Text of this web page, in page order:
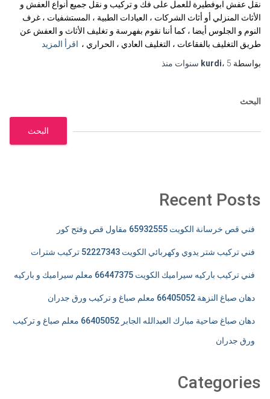
نقل عفش ابوفطيرة للعمل على فك و تركيب و نقل جميع أنواع العفش و
الأثاث المنزلي أو أثاث الشركات ، العيادات الطبية ، المستشفيات ، غرف
النوم و الجلوس أيضا ، كما أننا نقوم بفهرسة و تغليف الأثاث و العفش عن
طريق التغليف بالفقاعات ، التغليف العادي ، الحراري ، اقرأ المزيد
بواسطة
kurdi، 5 سنوات منذ
البحث
البحث
Recent Posts
فني قص خرسانة الكويت 65932555 مقاول قص وفتح كور
فني تركيب شتر يدوي وكهربائي الكويت 52227343 تركيب شترات
فني تركيب باركيه سيراميك الكويت 66447375 معلم سيراميك و باركيه
دهان صباغ النزهة 66405052 معلم صباغ و تركيب ورق جدران
دهان صباغ ضاحية مبارك العبدالله الجابر 66405052 معلم صباغ و تركيب
ورق جدران
Categories